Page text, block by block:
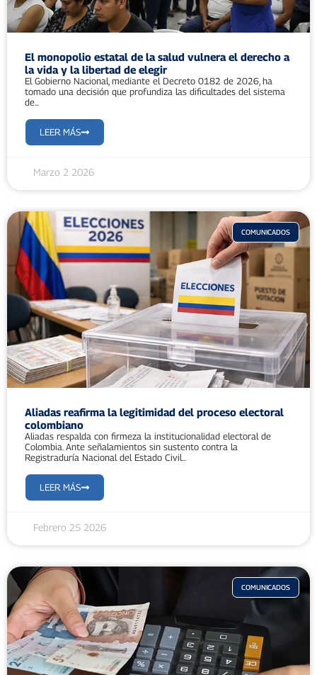
El monopolio estatal de la salud vulnera el derecho a
la vida y la libertad de elegir
El Gobierno Nacional, mediante el Decreto 0182 de 2026, ha
tomado una decisión que profundiza las dificultades del sistema
de...
LEER MÁS
Marzo 2 2026
COMUNICADOS
Aliadas reafirma la legitimidad del proceso electoral
colombiano
Aliadas respalda con firmeza la institucionalidad electoral de
Colombia. Ante señalamientos sin sustento contra la
Registraduría Nacional del Estado Civil...
LEER MÁS
Febrero 25 2026
COMUNICADOS